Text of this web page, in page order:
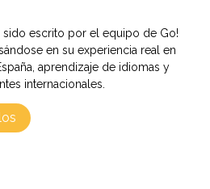
sido escrito por el equipo de Go!
en su experiencia real en
aprendizaje de idiomas y
internacionales.